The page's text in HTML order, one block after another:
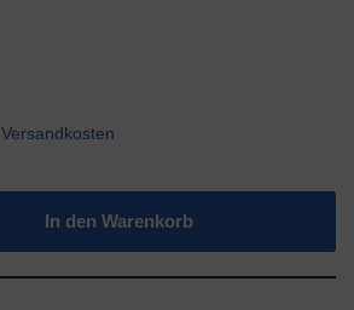
Versandkosten
In den Warenkorb